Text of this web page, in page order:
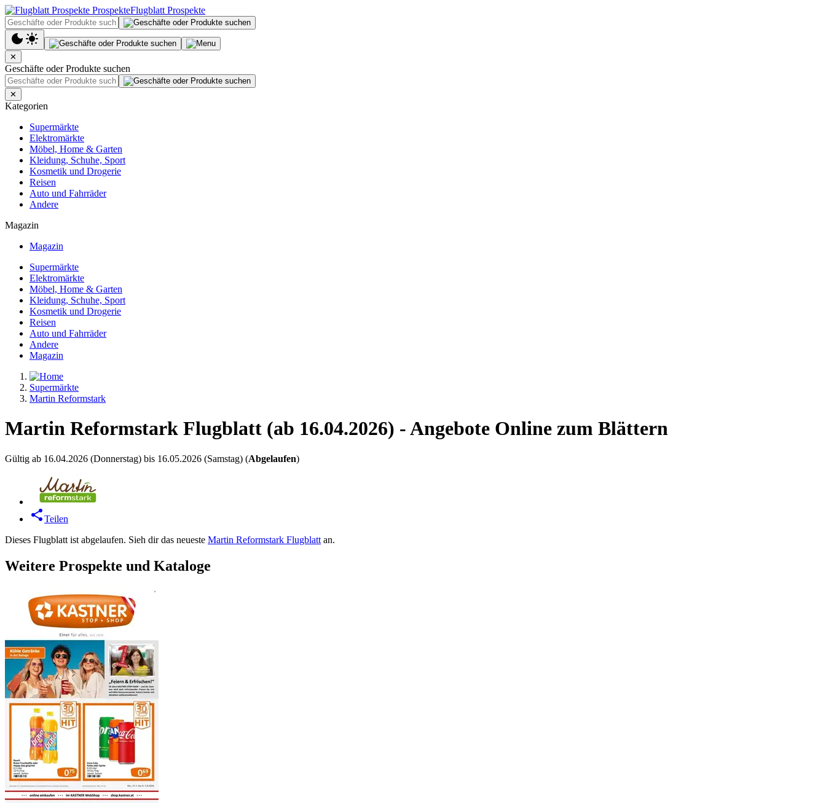
Flugblatt Prospekte
✕
Geschäfte oder Produkte suchen
✕
Kategorien
Supermärkte
Elektromärkte
Möbel, Home & Garten
Kleidung, Schuhe, Sport
Kosmetik und Drogerie
Reisen
Auto und Fahrräder
Andere
Magazin
Magazin
Supermärkte
Elektromärkte
Möbel, Home & Garten
Kleidung, Schuhe, Sport
Kosmetik und Drogerie
Reisen
Auto und Fahrräder
Andere
Magazin
Supermärkte
Martin Reformstark
Martin Reformstark Flugblatt (ab 16.04.2026) - Angebote Online zum Blättern
Gültig ab 16.04.2026 (Donnerstag) bis 16.05.2026 (Samstag) (Abgelaufen)
Teilen
Dieses Flugblatt ist abgelaufen. Sieh dir das neueste Martin Reformstark Flugblatt an.
Weitere Prospekte und Kataloge